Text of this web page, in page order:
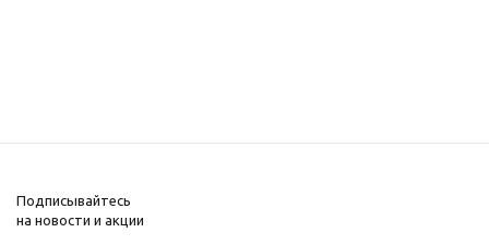
Подписывайтесь
на новости и акции